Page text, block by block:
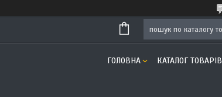
ГОЛОВНА КАТАЛОГ ТОВАРІВ